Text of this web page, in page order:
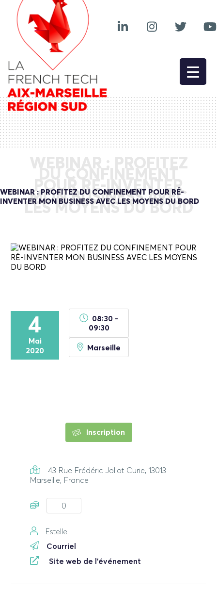
WEBINAR : PROFITEZ
DU CONFINEMENT
POUR RÉ-INVENTER
MON BUSINESS AVEC
LES MOYENS DU BORD
WEBINAR : PROFITEZ DU CONFINEMENT POUR RÉ-
INVENTER MON BUSINESS AVEC LES MOYENS DU BORD
4
Mai
2020
08:30 -
09:30
Marseille
Inscription
43 Rue Frédéric Joliot Curie, 13013
Marseille, France
0
Estelle
Courriel
Site web de l'événement